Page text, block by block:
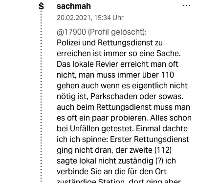
S sachmah
20.02.2021, 15:34 Uhr
@17900 (Profil gelöscht):
Polizei und Rettungsdienst zu
erreichen ist immer so eine Sache.
Das lokale Revier erreicht man oft
nicht, man muss immer über 110
gehen auch wenn es eigentlich nicht
nötig ist, Parkschaden oder sowas.
auch beim Rettungsdienst muss man
es oft ein paar probieren. Alles schon
bei Unfällen getestet. Einmal dachte
ich ich spinne: Erster Rettungsdienst
ging nicht dran, der zweite (112)
sagte lokal nicht zuständig (?) ich
verbinde Sie an die für den Ort